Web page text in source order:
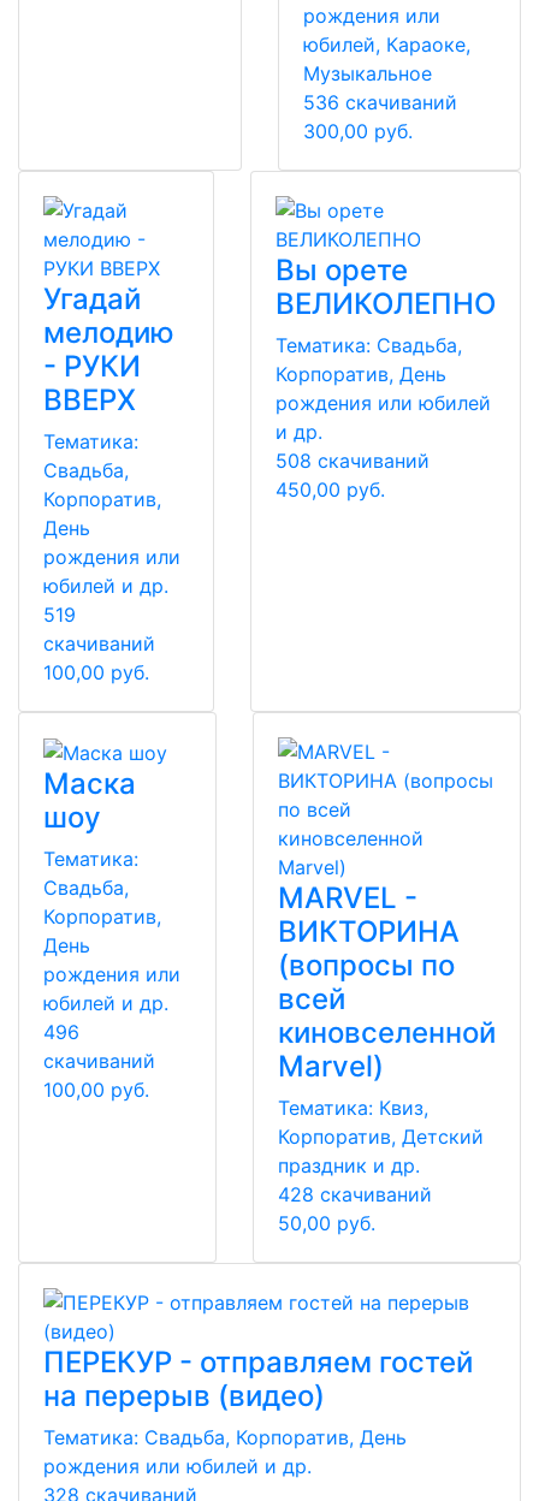
рождения или
юбилей, Караоке,
Музыкальное
536 скачиваний
300,00 руб.
Угадай
мелодию
- РУКИ
ВВЕРХ
Тематика:
Свадьба,
Корпоратив,
День
рождения или
юбилей и др.
519
скачиваний
100,00 руб.
Вы орете
ВЕЛИКОЛЕПНО
Тематика: Свадьба,
Корпоратив, День
рождения или юбилей
и др.
508 скачиваний
450,00 руб.
Маска
шоу
Тематика:
Свадьба,
Корпоратив,
День
рождения или
юбилей и др.
496
скачиваний
100,00 руб.
MARVEL -
ВИКТОРИНА
(вопросы по
всей
киновселенной
Marvel)
Тематика: Квиз,
Корпоратив, Детский
праздник и др.
428 скачиваний
50,00 руб.
ПЕРЕКУР - отправляем гостей
на перерыв (видео)
Тематика: Свадьба, Корпоратив, День
рождения или юбилей и др.
328 скачиваний